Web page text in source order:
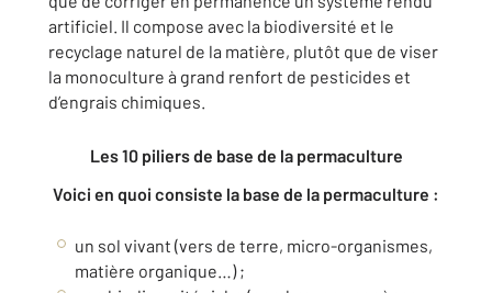
artificiel. Il compose avec la biodiversité et le
recyclage naturel de la matière, plutôt que de viser
la monoculture à grand renfort de pesticides et
d’engrais chimiques.
Les 10 piliers de base de la permaculture
Voici en quoi consiste la base de la permaculture :
un sol vivant (vers de terre, micro-organismes,
matière organique…) ;